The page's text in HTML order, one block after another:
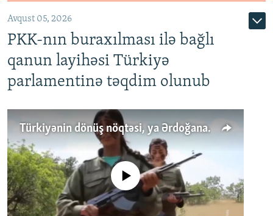
Avqust 05, 2026
PKK-nın buraxılması ilə bağlı
qanun layihəsi Türkiyə
parlamentinə təqdim olunub
Türkiyənin dönüş nöqtəsi, ya Ərdoğana üçüncü şans: PKK ilə qəfil barışıq nə deməkdir?
No media source currently available